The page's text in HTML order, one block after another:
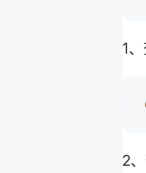
1
2